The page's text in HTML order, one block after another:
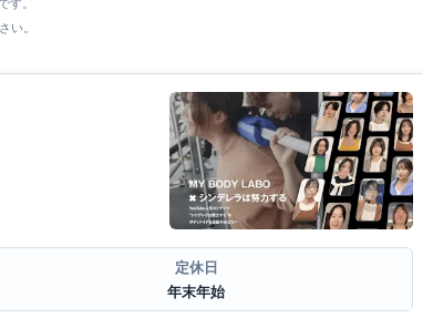
。
い。
定休日
年末年始